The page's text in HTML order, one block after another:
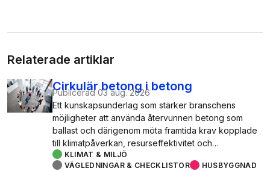
Relaterade artiklar
Cirkulär betong i betong
Publicerad 03 aug. 2026
Ett kunskapsunderlag som stärker branschens
möjligheter att använda återvunnen betong som
ballast och därigenom möta framtida krav kopplade
till klimatpåverkan, resurseffektivitet och…
KLIMAT & MILJÖ
VÄGLEDNINGAR & CHECKLISTOR
HUSBYGGNAD